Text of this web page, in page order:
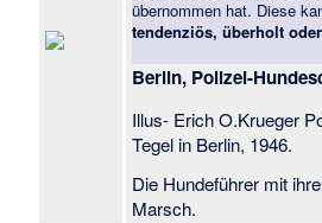
übernommen hat. Diese
tendenziös, überholt
Berlin, Polizei-
Illus- Erich O.Krueger
Tegel in Berlin, 1946.
Die Hundeführer mit
Marsch.